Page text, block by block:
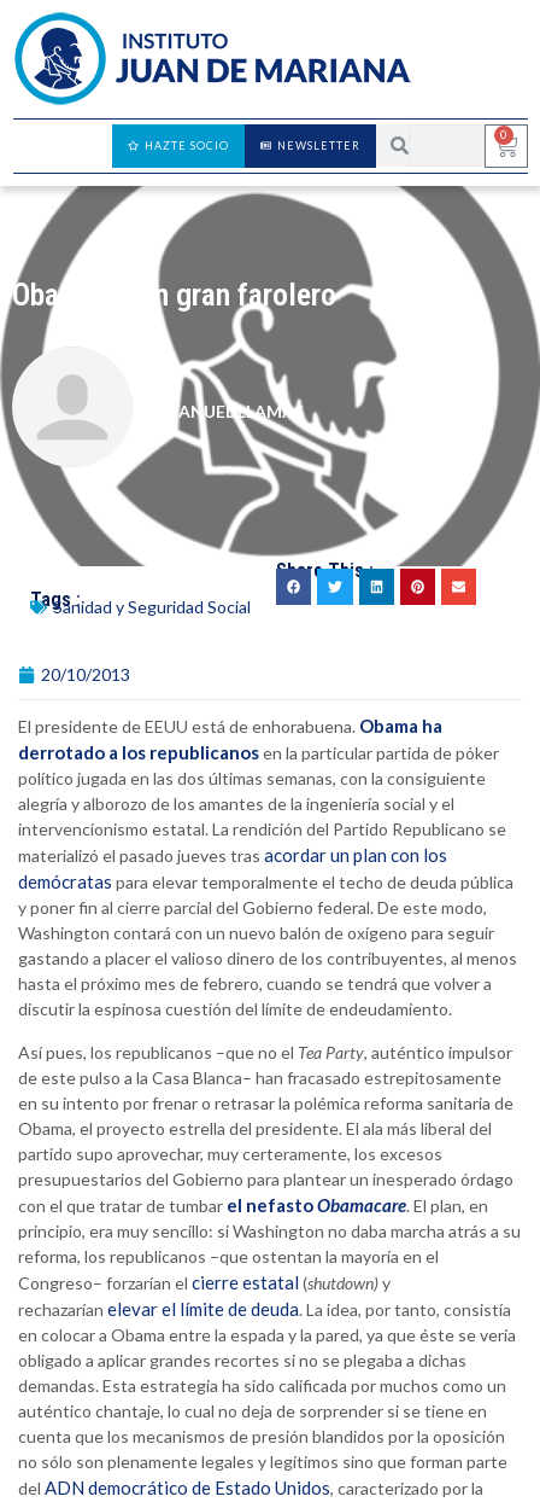
0
NEWSLETTER
HAZTE SOCIO
Obama es un gran farolero
MANUEL LLAMAS
Tags :Sanidad y Seguridad Social
Share This :
20/10/2013
El presidente de EEUU está de enhorabuena. Obama ha
derrotado a los republicanosen la particular partida de póker
político jugada en las dos últimas semanas, con la consiguiente
alegría y alborozo de los amantes de la ingeniería social y el
intervencionismo estatal. La rendición del Partido Republicano se
materializó el pasado jueves tras acordar un plan con los
demócratas para elevar temporalmente el techo de deuda pública
y poner fin al cierre parcial del Gobierno federal. De este modo,
Washington contará con un nuevo balón de oxígeno para seguir
gastando a placer el valioso dinero de los contribuyentes, al menos
hasta el próximo mes de febrero, cuando se tendrá que volver a
discutir la espinosa cuestión del límite de endeudamiento.
Así pues, los republicanos –que no el Tea Party, auténtico impulsor
de este pulso a la Casa Blanca– han fracasado estrepitosamente
en su intento por frenar o retrasar la polémica reforma sanitaria de
Obama, el proyecto estrella del presidente. El ala más liberal del
partido supo aprovechar, muy certeramente, los excesos
presupuestarios del Gobierno para plantear un inesperado órdago
con el que tratar de tumbar el nefastoObamacare. El plan, en
principio, era muy sencillo: si Washington no daba marcha atrás a su
reforma, los republicanos –que ostentan la mayoría en el
Congreso– forzarían el cierre estatal (shutdown)y
rechazarían elevar el límite de deuda. La idea, por tanto, consistía
en colocar a Obama entre la espada y la pared, ya que éste se vería
obligado a aplicar grandes recortes si no se plegaba a dichas
demandas. Esta estrategia ha sido calificada por muchos como un
auténtico chantaje, lo cual no deja de sorprender si se tiene en
cuenta que los mecanismos de presión blandidos por la oposición
no sólo son plenamente legales y legítimos sino que forman parte
del ADN democrático de Estado Unidos, caracterizado por la